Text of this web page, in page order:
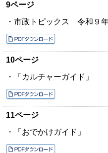
9ページ
・市政トピックス 令和９
10ページ
・「カルチャーガイド」
11ページ
・「おでかけガイド」